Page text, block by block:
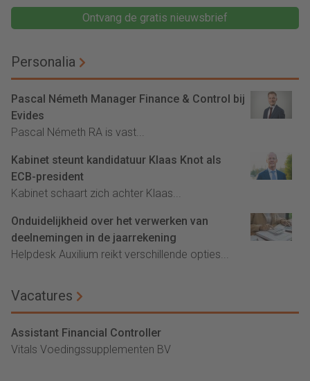
Ontvang de gratis nieuwsbrief
Personalia
Pascal Németh Manager Finance & Control bij
Evides
Pascal Németh RA is vast...
Kabinet steunt kandidatuur Klaas Knot als
ECB-president
Kabinet schaart zich achter Klaas...
Onduidelijkheid over het verwerken van
deelnemingen in de jaarrekening
Helpdesk Auxilium reikt verschillende opties...
Vacatures
Assistant Financial Controller
Vitals Voedingssupplementen BV